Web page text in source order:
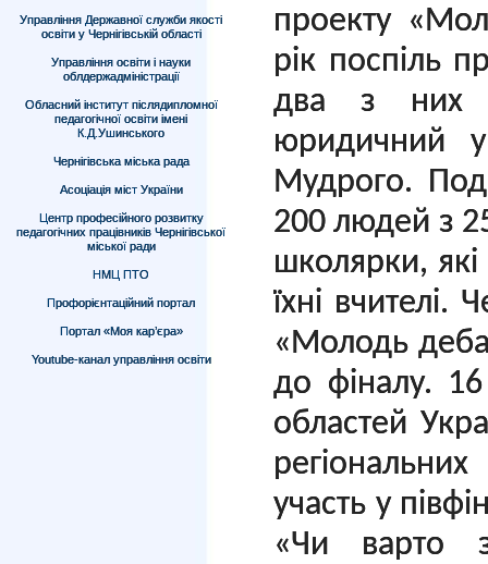
Управління Державної служби якості
освіти у Чернігівській області
Управління освіти і науки
облдержадміністрації
Обласний інститут післядипломної
педагогічної освіти імені
К.Д.Ушинського
Чернігівська міська рада
Асоціація міст України
Центр професійного розвитку
педагогічних працівників Чернігівської
міської ради
НМЦ ПТО
Профорієнтаційний портал
Портал «Моя кар’єра»
Youtube-канал управління освіти
проекту
рік поспіль
два з них
юридичний
Мудрого.
200 людей з
школярки, які
їхні вчителі.
«Молодь
до фіналу.
областей
участь у
«Чи варто